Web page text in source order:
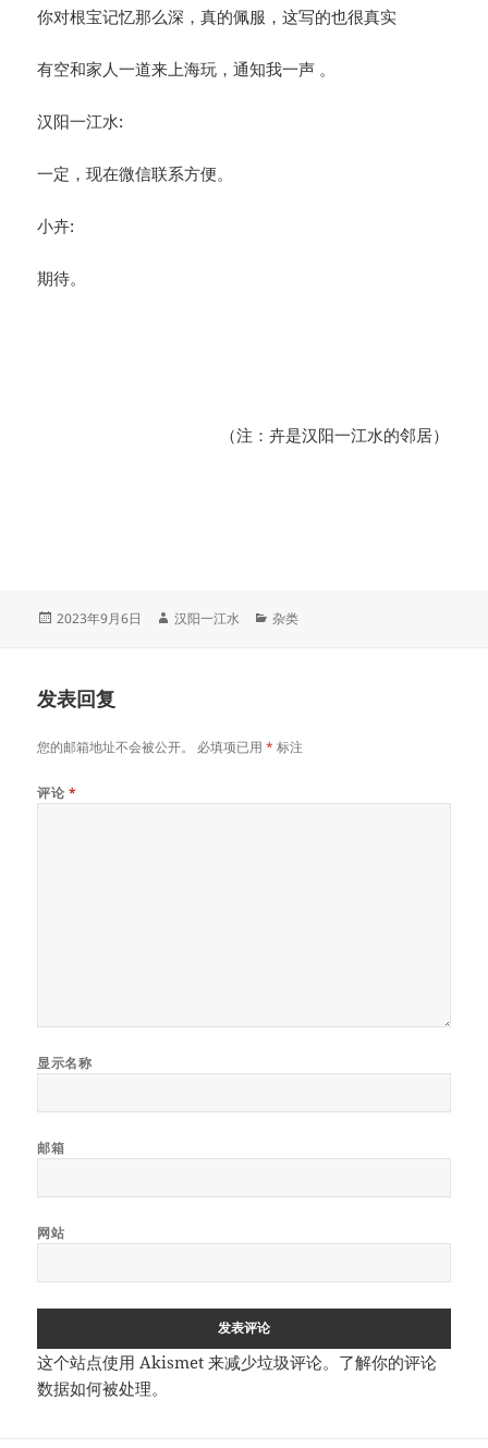
你对根宝记忆那么深，真的佩服，这写的也很真实
有空和家人一道来上海玩，通知我一声 。
汉阳一江水:
一定，现在微信联系方便。
小卉:
期待。
（注：卉是汉阳一江水的邻居）
发
2023年9月6日
作
汉阳一江水
分
杂类
发表回复
您的邮箱地址不会被公开。 必填项已用* 标注
评论 *
显示名称
邮箱
网站
这个站点使用 Akismet 来减少垃圾评论。 了解你的评论
数据如何被处理。